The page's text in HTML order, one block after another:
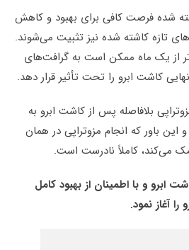
شده فرصت کافی برای بهبود و کاهش
تازه کاشته شده نیز تثبیت می‌شوند.
از یک ماه ممکن است به گرافت‌های
کاشت ابرو را تحت تأثیر قرار دهد.
بلافاصله پس از کاشت ابرو به
باور که انجام مزوتراپی در همان
می‌کند، کاملاً نادرست است.
و با اطمینان از بهبود کامل
را آغاز نمود.